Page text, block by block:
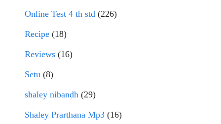
Online Test 4 th std (226)
Recipe (18)
Reviews (16)
Setu (8)
shaley nibandh (29)
Shaley Prarthana Mp3 (16)